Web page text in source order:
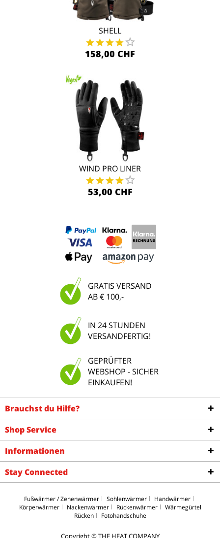
SHELL
158,00 CHF
WIND PRO LINER
53,00 CHF
GRATIS VERSAND
AB € 100,-
IN 24 STUNDEN
VERSANDFERTIG!
GEPRÜFTER
WEBSHOP - SICHER
EINKAUFEN!
Brauchst du Hilfe?
Shop Service
Informationen
Stay Connected
Fußwärmer / Zehenwärmer Sohlenwärmer
Handwärmer
Körperwärmer
Nackenwärmer Rückenwärmer
Wärmegürtel
Rücken
Fotohandschuhe
Copyright © THE HEAT COMPANY